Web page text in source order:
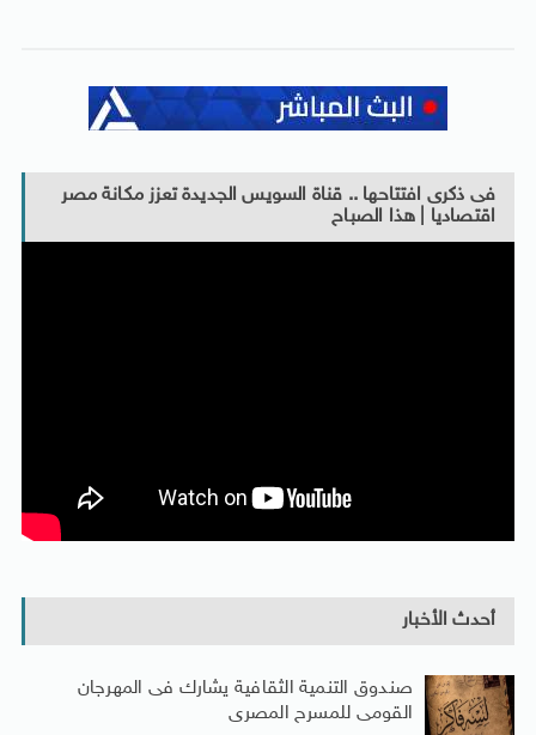
فى ذكرى افتتاحها .. قناة السويس الجديدة تعزز مكانة مصر
اقتصاديا | هذا الصباح
أحدث الأخبار
صندوق التنمية الثقافية يشارك فى المهرجان
القومى للمسرح المصرى